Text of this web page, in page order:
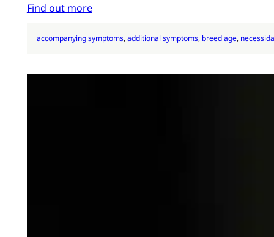
Find out more
accompanying symptoms, additional symptoms, breed age,